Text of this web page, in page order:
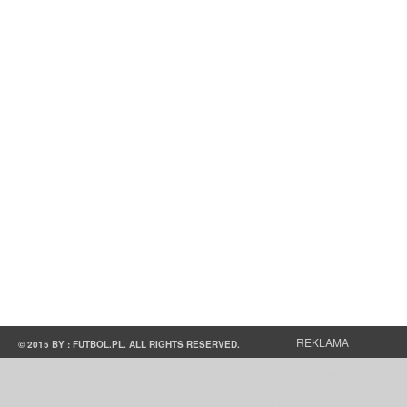
© 2015 BY : FUTBOL.PL. ALL RIGHTS RESERVED. REKLAMA